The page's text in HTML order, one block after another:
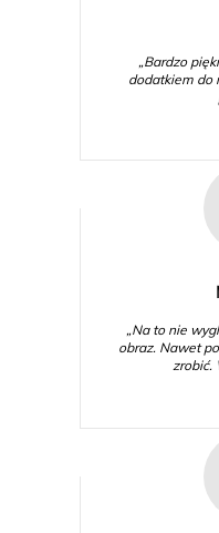
„Bardzo
dodatkiem do
„Na to nie
obraz. Nawet
zrobić.